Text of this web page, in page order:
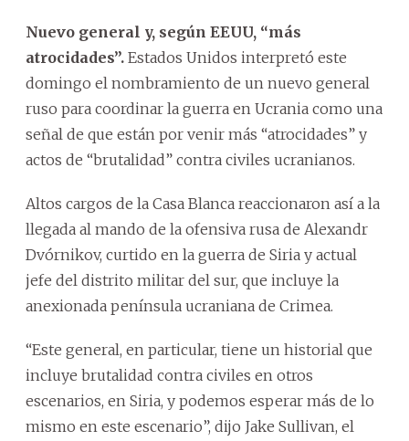
Nuevo general y, según EEUU, “más
atrocidades”. Estados Unidos interpretó este
domingo el nombramiento de un nuevo general
ruso para coordinar la guerra en Ucrania como una
señal de que están por venir más “atrocidades” y
actos de “brutalidad” contra civiles ucranianos.
Altos cargos de la Casa Blanca reaccionaron así a la
llegada al mando de la ofensiva rusa de Alexandr
Dvórnikov, curtido en la guerra de Siria y actual
jefe del distrito militar del sur, que incluye la
anexionada península ucraniana de Crimea.
“Este general, en particular, tiene un historial que
incluye brutalidad contra civiles en otros
escenarios, en Siria, y podemos esperar más de lo
mismo en este escenario”, dijo Jake Sullivan, el